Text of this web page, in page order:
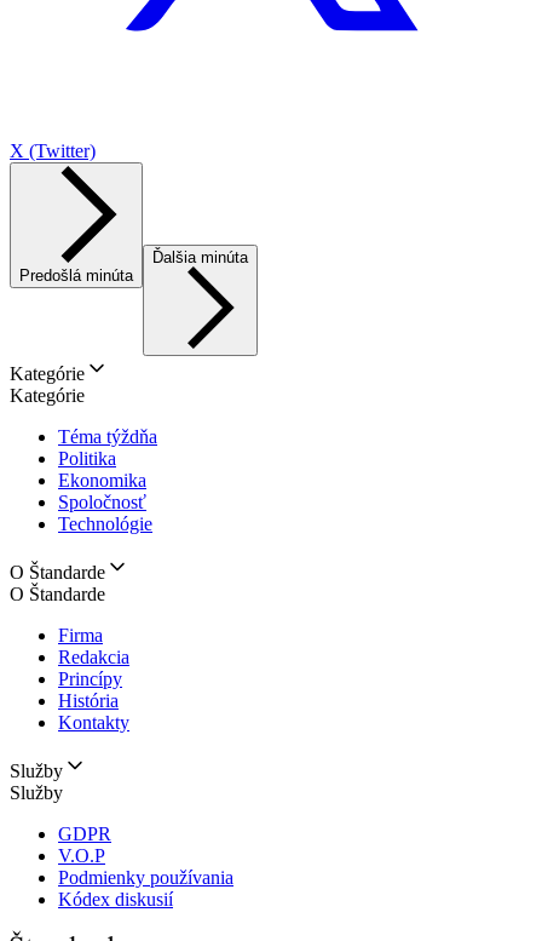
X (Twitter)
Predošlá minúta
Ďalšia minúta
Kategórie
Kategórie
Téma týždňa
Politika
Ekonomika
Spoločnosť
Technológie
O Štandarde
O Štandarde
Firma
Redakcia
Princípy
História
Kontakty
Služby
Služby
GDPR
V.O.P
Podmienky používania
Kódex diskusií